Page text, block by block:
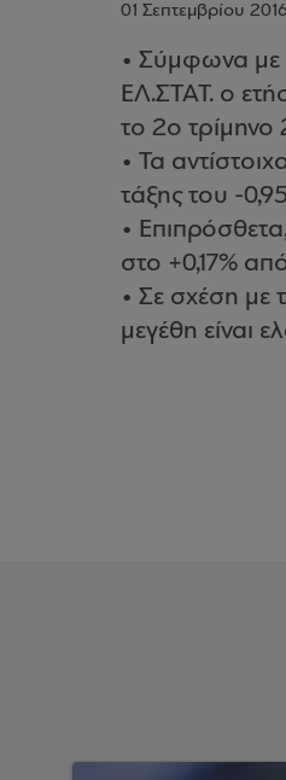
01 Σεπτεμβρίου 2016
• Σύμφωνα με
ΕΛ.ΣΤΑΤ. ο
το 2ο τρίμηνο
• Τα
τάξης του -
•
στο +0,17%
• Σε σχέση με
μεγέθη είναι